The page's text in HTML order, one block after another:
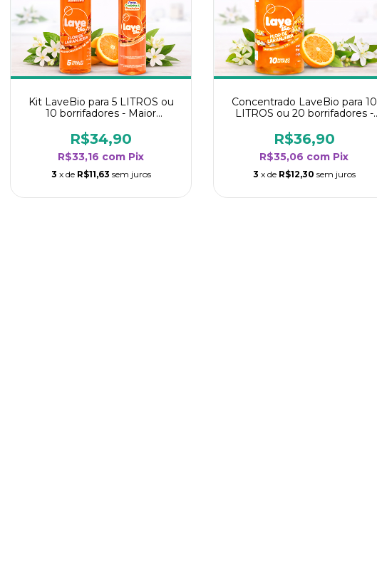
Kit LaveBio para 5 LITROS ou
10 borrifadores - Maior
de Laranjeira
R$34,90
R$33,16 com Pix
3 x de R$11,63 sem juros
Concentrado LaveBio para 10
LITROS ou 20 borrifadores -
- Flor de Laranjeira
R$36,90
R$35,06 com Pix
3 x de R$12,30 sem juros